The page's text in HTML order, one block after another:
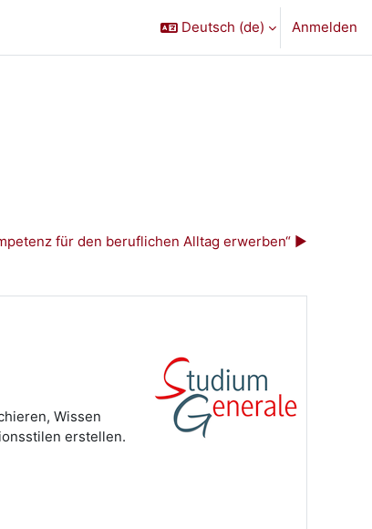
Deutsch ‎(de)‎ Anmelden
für den beruflichen Alltag erwerben“ ▶︎
Wissen
erstellen.